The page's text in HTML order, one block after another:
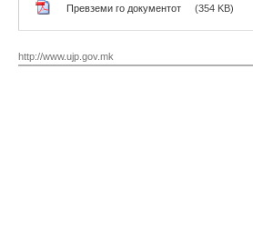
Превземи го документот (354 KB)
http://www.ujp.gov.mk